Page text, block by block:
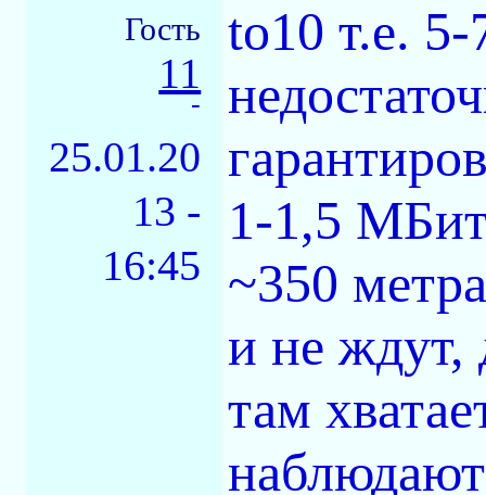
Гость
11
-
25.01.20
13 -
16:45
to10 т.е.
1-1,5
~350
и не ждут,
там